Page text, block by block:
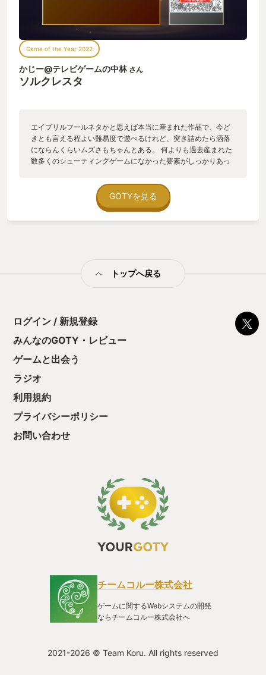
Game of the Year 2022
かじー@テレビゲームの中林さん
ソルクレスタ
エイプリルフールネタかと思えば本当に産まれた作品で、今ど
きとも言える程よい難易度で遊べるけれど、突き詰めたら洒落
にならんくらいムズさもちゃんとある。 何よりも過去産まれた
数多くのシューティングゲームになかった要素がしっかりあっ
離、フォーメーション、回避と攻撃を両立させたシステムは過
去見たことがなかったです😆 本来操作方法が多くなると難易度
調整が難しくなりすぎる節がありますが、それを差し引いても
GOTYを見る
トップへ戻る
ログイン / 新規登録
みんなのGOTY・レビュー
ゲームと出会う
ラジオ
利用規約
プライバシーポリシー
お問い合わせ
チームコルー株式会社
ゲームに関するWebシステムの開発
ならチームコルー株式会社へ
2021-2026 © Team Koru. All rights reserved